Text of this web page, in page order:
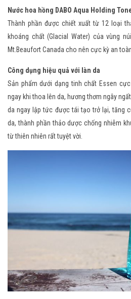
Nước hoa hồng DABO Aqua Holding
Thành phần được chiết xuất từ 12 loại
khoáng chất (Glacial Water) của vùng
Mt.Beaufort Canada cho nên cực kỳ an
Công dụng hiệu quả với làn da
Sản phẩm dưới dạng tinh chất Essen
ngay khi thoa lên da, hương thơm ngây
da ngay lập tức được tái tạo trở lại, tăng
da, thành phần thảo dược chống nhiễm
từ thiên nhiên rất tuyệt vời.